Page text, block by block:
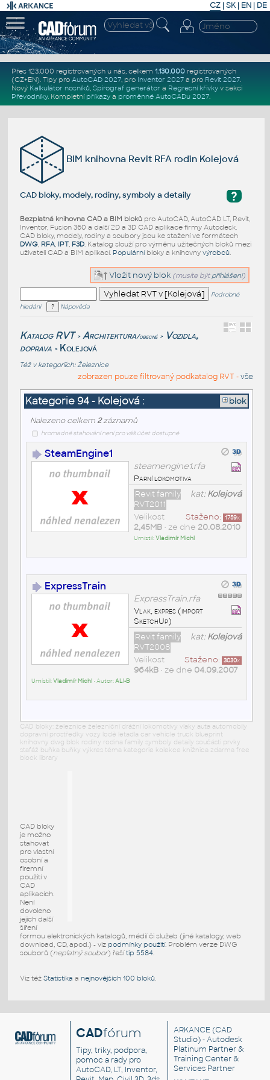
CZ | SK| EN | DE
Přes 123.000 registrovaných u nás, celkem 1.130.000registrovaných
(CZ+EN). Tipy pro AutoCAD 2027, pro Inventor 2027a pro Revit 2027.
Nový Kalkulátor nosníků, Spirograf generátor a Regresní křivkyv sekci
Převodníky. Kompletní příkazya proměnné AutoCADu 2027.
BIM knihovna Revit RFA rodin Kolejová
?
CAD bloky, modely, rodiny, symboly a detaily
Bezplatná knihovna CAD a BIM blokůpro AutoCAD, AutoCAD LT, Revit,
Inventor, Fusion 360 a další 2D a 3D CAD aplikace firmy Autodesk.
CAD bloky, modely, rodiny a soubory jsou ke stažení ve formátech
DWG, RFA, IPT, F3D. Katalog slouží pro výměnu užitečných bloků mezi
uživateli CAD a BIM aplikací. Populárníbloky a knihovny výrobců.
Vložit nový blok (musíte být přihlášeni)
Podrobné
hledání
Nápověda
Katalog RVT > Architektura/obecné > Vozidla,
doprava > Kolejová
Též v kategoriích: Železnice
zobrazen pouze filtrovaný podkatalog RVT -vše
Kategorie 94 - Kolejová : blok
Nalezeno celkem 2záznamů
hromadné stahování není pro váš účet dostupné
SteamEngine1
steamengine1.rfa
Parní lokomotiva
kat:Kolejová
Revit family
RVT2011
Staženo: 1759x
Velikost
2,45MB• ze dne 20.08.2010
Umístil:Vladimír Michl
ExpressTrain
ExpressTrain.rfa
Vlak, expres (import
SketchUp)
kat:Kolejová
Revit family
RVT2008
Staženo: 3030x
Velikost
964kB• ze dne 04.09.2007
Umístil:Vladimír Michl• Autor:ALI-B
CAD bloky: železnice železniční drážní lokomotivy vlaky auta automobily
dopravní prostředky vozy lodě letadla car vehicle truck blueprint
knihovny dwg blok rodiny rodina family symboly detaily součásti prvky
stafáž buňka buňky výkres téma kategorie kolekce knižnica zdarma free
block library
CAD bloky
je možno
stahovat
pro vlastní
osobní a
firemní
použití v
CAD
aplikacích.
Není
dovoleno
jejich další
šíření
formou elektronických katalogů, médií či služeb (jiné katalogy, web
download, CD, apod.) - viz podmínky použití. Problém verze DWG
souborů (neplatný soubor) řešítip 5584.
Viz též Statistika a nejnovějších 100 bloků.
CADfórum
Tipy, triky, podpora,
pomoc a rady pro
AutoCAD, LT, Inventor,
ARKANCE (CAD
Studio) - Autodesk
Platinum Partner &
Training Center &
Services Partner